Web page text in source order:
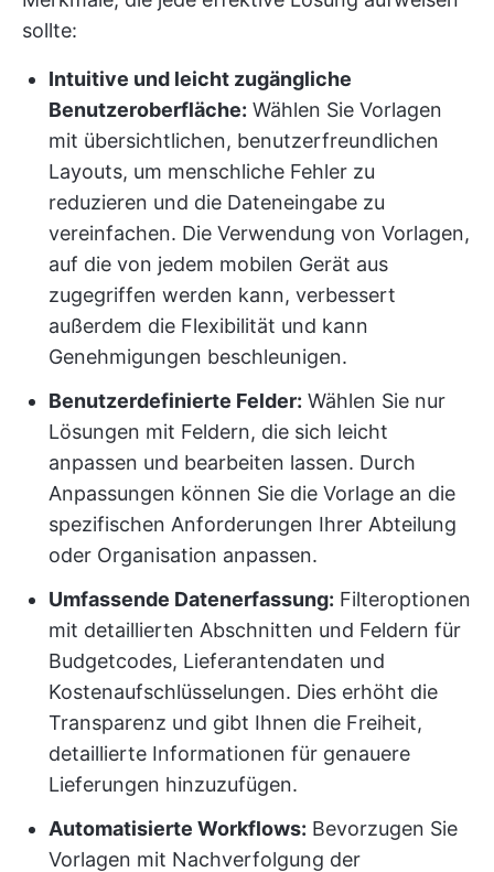
sollte:
Intuitive und leicht zugängliche
Benutzeroberfläche: Wählen Sie Vorlagen
mit übersichtlichen, benutzerfreundlichen
Layouts, um menschliche Fehler zu
reduzieren und die Dateneingabe zu
vereinfachen. Die Verwendung von Vorlagen,
auf die von jedem mobilen Gerät aus
zugegriffen werden kann, verbessert
außerdem die Flexibilität und kann
Genehmigungen beschleunigen.
Benutzerdefinierte Felder: Wählen Sie nur
Lösungen mit Feldern, die sich leicht
anpassen und bearbeiten lassen. Durch
Anpassungen können Sie die Vorlage an die
spezifischen Anforderungen Ihrer Abteilung
oder Organisation anpassen.
Umfassende Datenerfassung: Filteroptionen
mit detaillierten Abschnitten und Feldern für
Budgetcodes, Lieferantendaten und
Kostenaufschlüsselungen. Dies erhöht die
Transparenz und gibt Ihnen die Freiheit,
detaillierte Informationen für genauere
Lieferungen hinzuzufügen.
Automatisierte Workflows: Bevorzugen Sie
Vorlagen mit Nachverfolgung der